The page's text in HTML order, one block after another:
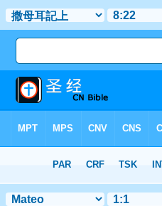
章 8 > 聖經金句 22